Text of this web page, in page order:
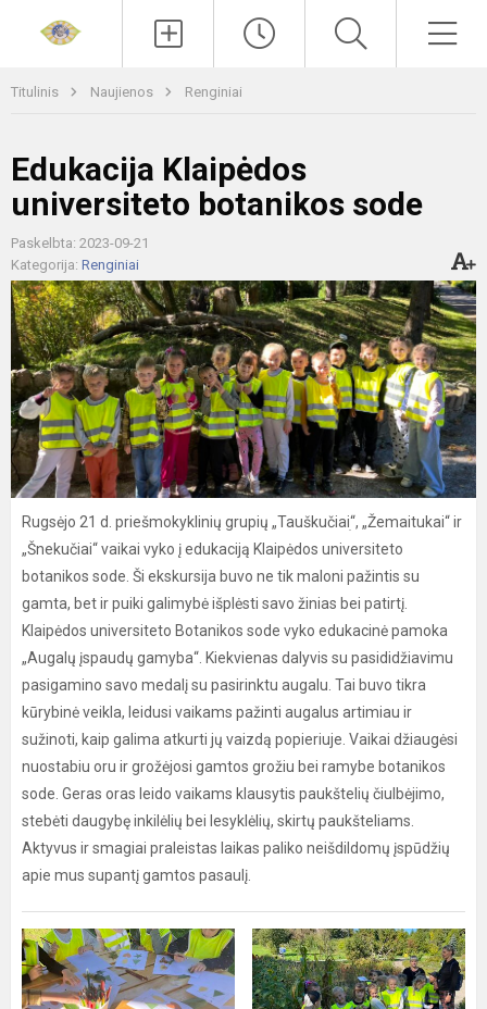
Titulinis Naujienos Renginiai
Edukacija Klaipėdos
universiteto botanikos sode
Paskelbta: 2023-09-21
Kategorija: Renginiai
Rugsėjo 21 d. priešmokyklinių grupių „Tauškučiaiׅ“, „Žemaitukai“ ir
„Šnekučiai“ vaikai vyko į edukaciją Klaipėdos universiteto
botanikos sode. Ši ekskursija buvo ne tik maloni pažintis su
gamta, bet ir puiki galimybė išplėsti savo žinias bei patirtį.
Klaipėdos universiteto Botanikos sode vyko edukacinė pamoka
„Augalų įspaudų gamyba“. Kiekvienas dalyvis su pasididžiavimu
pasigamino savo medalį su pasirinktu augalu. Tai buvo tikra
kūrybinė veikla, leidusi vaikams pažinti augalus artimiau ir
sužinoti, kaip galima atkurti jų vaizdą popieriuje. Vaikai džiaugėsi
nuostabiu oru ir grožėjosi gamtos grožiu bei ramybe botanikos
sode. Geras oras leido vaikams klausytis paukštelių čiulbėjimo,
stebėti daugybę inkilėlių bei lesyklėlių, skirtų paukšteliams.
Aktyvus ir smagiai praleistas laikas paliko neišdildomų įspūdžių
apie mus supantį gamtos pasaulį.